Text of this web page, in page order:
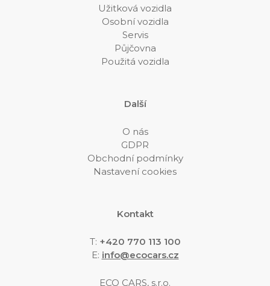
Užitková vozidla
Osobní vozidla
Servis
Půjčovna
Použitá vozidla
Další
O nás
GDPR
Obchodní podmínky
Nastavení cookies
Kontakt
T: +420 770 113 100
E: info@ecocars.cz
ECO CARS, s.r.o.